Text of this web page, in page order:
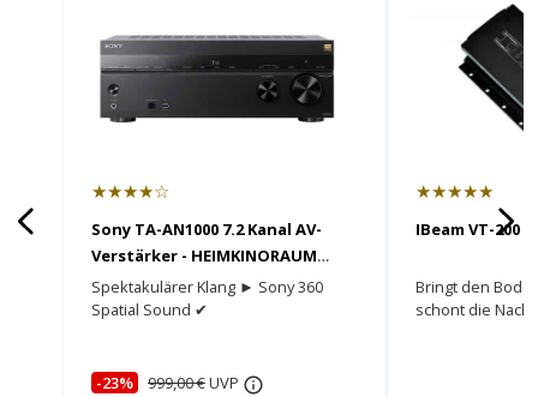
★★★★☆
Sony TA-AN1000 7.2 Kanal AV-
Verstärker - HEIMKINORAUM
Edition
Spektakulärer Klang ► Sony 360
Spatial Sound ✔
-23% 999,00 €UVP
★★★★★
IBeam VT-200
Bringt den
schont die